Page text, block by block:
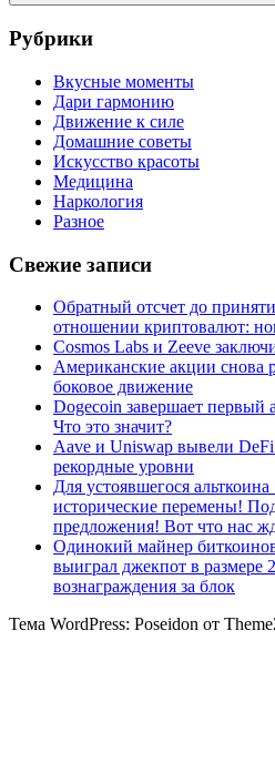
Поиск
Рубрики
Вкусные моменты
Дари гармонию
Движение к силе
Домашние советы
Искусство красоты
Медицина
Наркология
Разное
Свежие записи
Обратный отсчет до
отношении криптовалют:
Cosmos Labs и Zeeve
Американские акции снова
боковое движение
Dogecoin завершает первый
Что это значит?
Aave и Uniswap вывели
рекордные уровни
Для устоявшегося
исторические перемены!
предложения! Вот что нас
Одинокий майнер
выиграл джекпот в размере
вознаграждения за блок
Тема WordPress: Poseidon от